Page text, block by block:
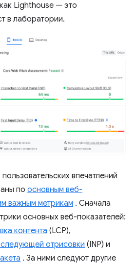
Lighthouse — это
в лаборатории.
впечатлений
по основным веб-
важным метрикам . Сначала
основных веб-показателей:
контента (LCP),
отрисовки (INP) и
. За ними следуют другие